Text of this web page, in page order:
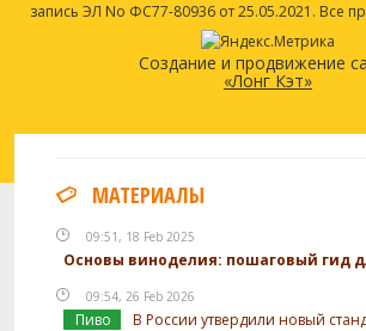
запись ЭЛ No ФС77-80936 от 25.05.2021. Все
Создание и продвижение
«Лонг Кэт»
МАТЕРИАЛЫ
09:51, 18 Feb 2025
Основы виноделия: пошаговый гид
09:54, 26 Feb 2026
Пиво
В России утвердили новый